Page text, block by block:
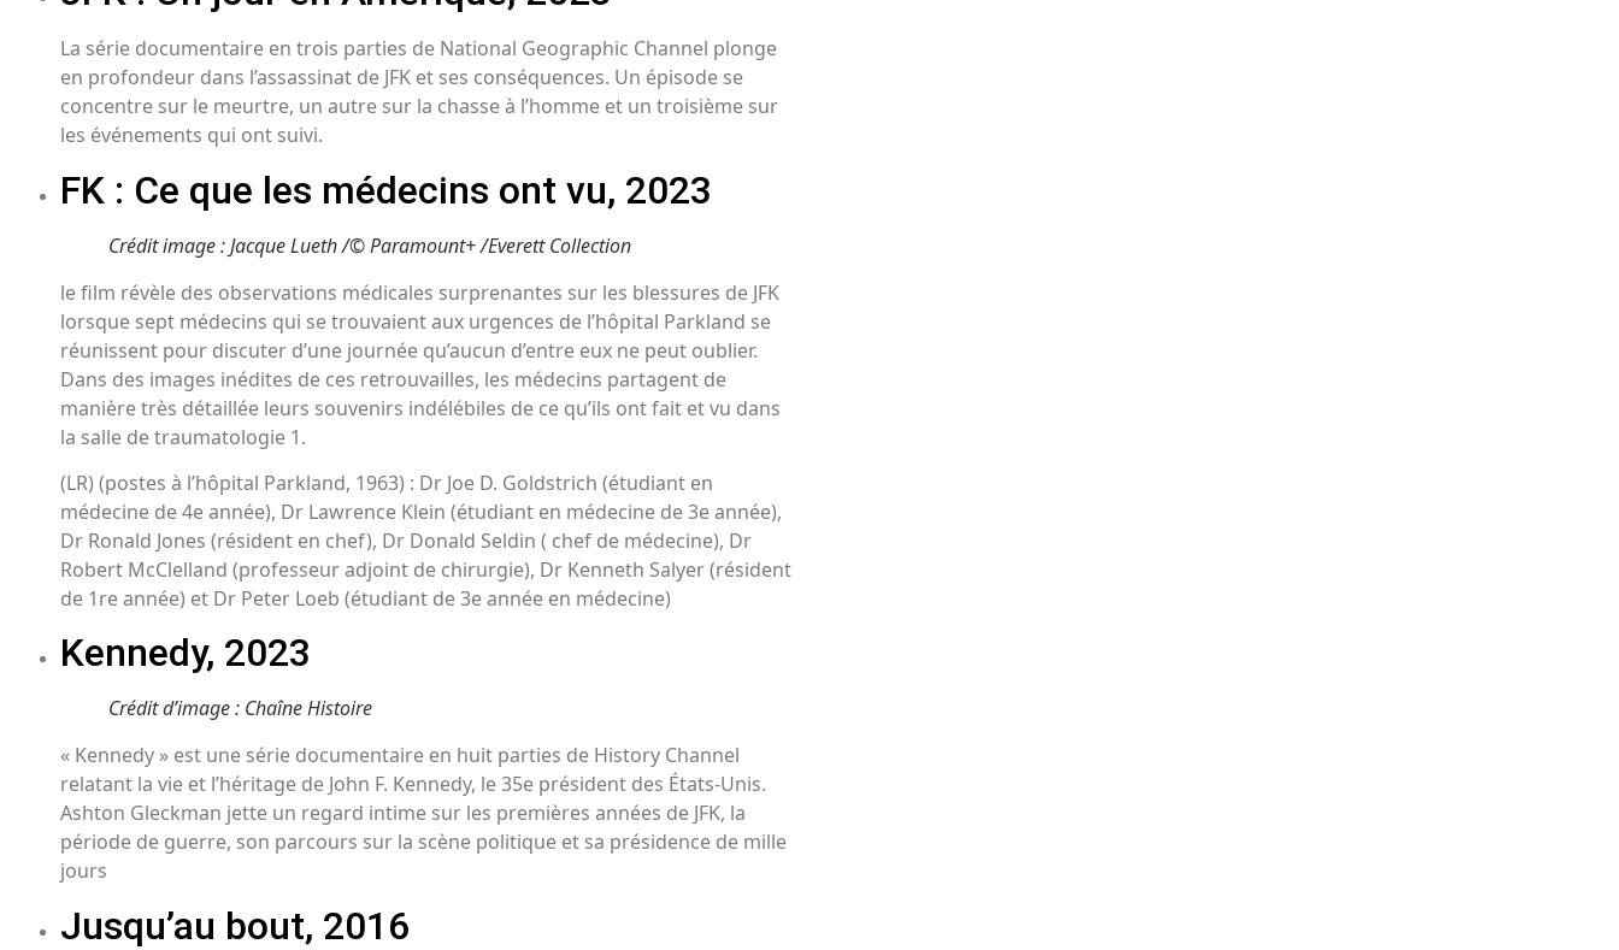
La série documentaire en trois parties de National Geographic Channel plonge
en profondeur dans l’assassinat de JFK et ses conséquences. Un épisode se
concentre sur le meurtre, un autre sur la chasse à l’homme et un troisième sur
les événements qui ont suivi.
FK : Ce que les médecins ont vu, 2023
Crédit image : Jacque Lueth /© Paramount+ /Everett Collection
le film révèle des observations médicales surprenantes sur les blessures de JFK
lorsque sept médecins qui se trouvaient aux urgences de l’hôpital Parkland se
réunissent pour discuter d’une journée qu’aucun d’entre eux ne peut oublier.
Dans des images inédites de ces retrouvailles, les médecins partagent de
manière très détaillée leurs souvenirs indélébiles de ce qu’ils ont fait et vu dans
la salle de traumatologie 1.
(LR) (postes à l’hôpital Parkland, 1963) : Dr Joe D. Goldstrich (étudiant en
médecine de 4e année), Dr Lawrence Klein (étudiant en médecine de 3e année),
Dr Ronald Jones (résident en chef), Dr Donald Seldin ( chef de médecine), Dr
Robert McClelland (professeur adjoint de chirurgie), Dr Kenneth Salyer (résident
de 1re année) et Dr Peter Loeb (étudiant de 3e année en médecine)
Kennedy, 2023
Crédit d’image : Chaîne Histoire
« Kennedy » est une série documentaire en huit parties de History Channel
relatant la vie et l’héritage de John F. Kennedy, le 35e président des États-Unis.
Ashton Gleckman jette un regard intime sur les premières années de JFK, la
période de guerre, son parcours sur la scène politique et sa présidence de mille
jours
Jusqu’au bout, 2016